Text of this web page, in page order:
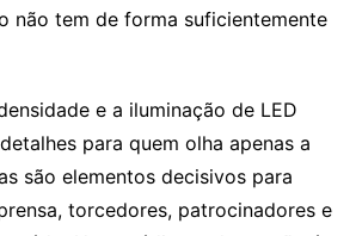
não tem de forma suficientemente
e a iluminação de LED
para quem olha apenas a
são elementos decisivos para
torcedores, patrocinadores e